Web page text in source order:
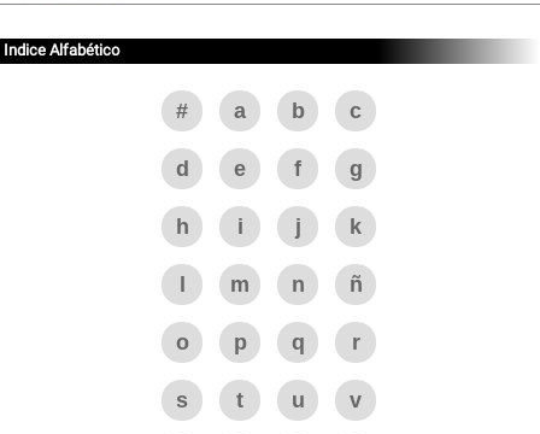
Indice Alfabético
# a b c
d e f g
h i j k
m n ñ
o p q r
s t u v